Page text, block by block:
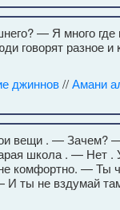
— Я много где
говорят разное и
джиннов//Амани
вещи . — Зачем?
школа . — Нет
комфортно. — Ты
ты не вздумай